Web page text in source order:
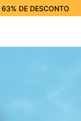
63% DE DESCONTO